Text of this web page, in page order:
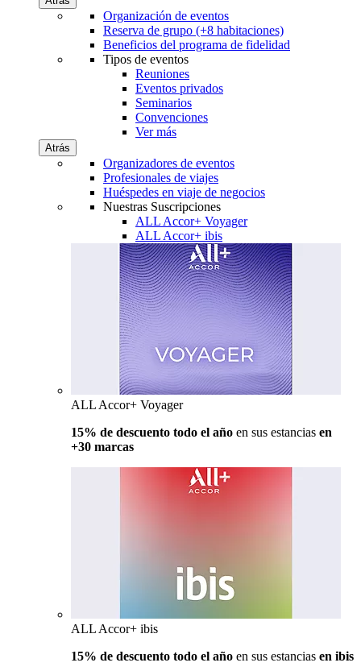
Organización de eventos
Reserva de grupo (+8 habitaciones)
Beneficios del programa de fidelidad
Tipos de eventos
Reuniones
Eventos privados
Seminarios
Convenciones
Ver más
Atrás
Organizadores de eventos
Profesionales de viajes
Huéspedes en viaje de negocios
Nuestras Suscripciones
ALL Accor+ Voyager
ALL Accor+ ibis
ALL Accor+ Voyager
15% de descuento todo el año en sus estancias en
+30 marcas
ALL Accor+ ibis
15% de descuento todo el año en sus estancias en ibis